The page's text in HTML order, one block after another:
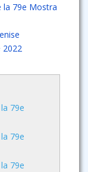
la 79e Mostra
2022
79e
79e
79e